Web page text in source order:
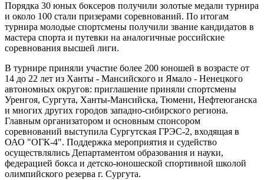
Порядка 30 юных боксеров получили золотые медали турнира
и около 100 стали призерами соревнований. По итогам
турнира молодые спортсмены получили звание кандидатов в
мастера спорта и путевки на аналогичные российские
соревнования высшей лиги.
В турнире приняли участие более 200 юношей в возрасте от
14 до 22 лет из Ханты - Мансийского и Ямало - Ненецкого
автономных округов: приглашение приняли спортсмены
Уренгоя, Сургута, Ханты-Мансийска, Тюмени, Нефтеюганска
и многих других городов западно-сибирского региона.
Главным организатором и основным спонсором
соревнований выступила Сургутская ГРЭС-2, входящая в
ОАО "ОГК-4". Поддержка мероприятия и судейство
осуществлялись Департаментом образования и науки,
федерацией бокса и детско-юношеской спортивной школой
олимпийского резерва г. Сургута.